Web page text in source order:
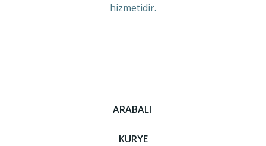
hizmetidir.
ARABALI
KURYE